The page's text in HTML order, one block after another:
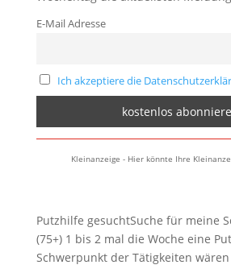
E-Mail Adresse
Ich akzeptiere die
Kleinanzeige - Hier könnte Ihre
Putzhilfe gesuchtSuche für meine
(75+) 1 bis 2 mal die Woche eine
Schwerpunkt der Tätigkeiten